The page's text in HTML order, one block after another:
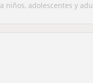
niños, adolescentes y